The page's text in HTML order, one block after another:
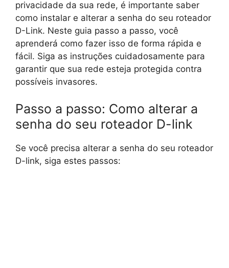
privacidade da sua rede, é importante saber
como instalar e alterar a senha do seu roteador
D-Link. Neste guia passo a passo, você
aprenderá como fazer isso de forma rápida e
fácil. Siga as instruções cuidadosamente para
garantir que sua rede esteja protegida contra
possíveis invasores.
Passo a passo: Como alterar a
senha do seu roteador D-link
Se você precisa alterar a senha do seu roteador
D-link, siga estes passos: